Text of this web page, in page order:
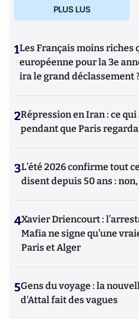
PLUS LUS
1Les Français moins riches
européenne pour la 3e
ira le grand déclassement
2Répression en Iran : ce
pendant que Paris
3L’été 2026 confirme tout
disent depuis 50 ans :
4Xavier Driencourt :
Mafia ne signe qu’une
Paris et Alger
5Gens du voyage : la
d'Attal fait des vagues